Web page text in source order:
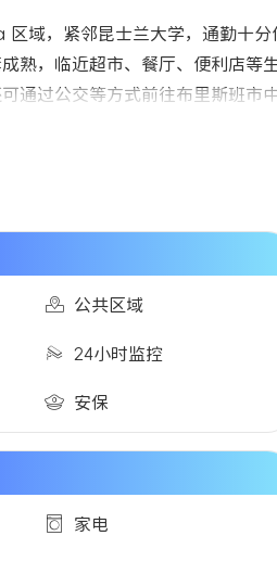
区域，紧邻昆士兰大学，通勤十
熟，临近超市、餐厅、便利店
通过公交等方式前往布里斯班市
公共区域
24小时监控
安保
家电